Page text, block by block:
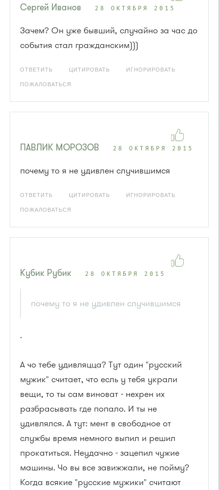
Сергей Иванов 28 ОКТЯБРЯ 2015
Зачем? Он уже бывший, случайно за час до
события стал гражданским)))
ОТВЕТИТЬ ЦИТИРОВАТЬ ИГНОРИРОВАТЬ
ПОЖАЛОВАТЬСЯ
ПАВЛИК МОРОЗОВ 28 ОКТЯБРЯ 2015
почему то я не удивлен случившимся
ОТВЕТИТЬ ЦИТИРОВАТЬ ИГНОРИРОВАТЬ
ПОЖАЛОВАТЬСЯ
Кубик Рубик 28 ОКТЯБРЯ 2015
почему то я не удивлен случившимся
.
А чо тебе удивляцца? Тут один "русский
мужик" считает, что есль у тебя украли
вещи, то ты сам виноват - нехрен их
разбрасывать где попало. И ты не
удивлялся. А тут: мент в свободное от
службы время немного выпил и решил
прокатиться. Неудачно - зацепил чужие
машины. Чо вы все завижжали, не пойму?
Когда всякие "русские мужики" считают